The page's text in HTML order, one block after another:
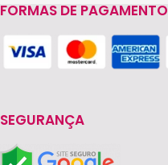
FORMAS DE PAGAMENTO
SEGURANÇA